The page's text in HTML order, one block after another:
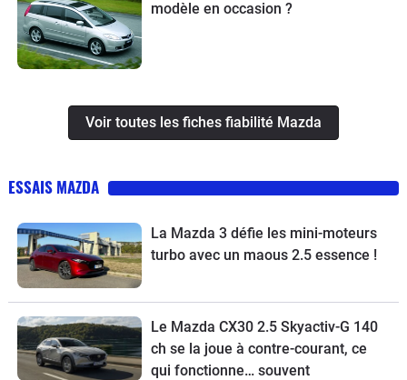
modèle en occasion ?
Voir toutes les fiches fiabilité Mazda
ESSAIS MAZDA
La Mazda 3 défie les mini-moteurs
turbo avec un maous 2.5 essence !
Le Mazda CX30 2.5 Skyactiv-G 140
ch se la joue à contre-courant, ce
qui fonctionne… souvent